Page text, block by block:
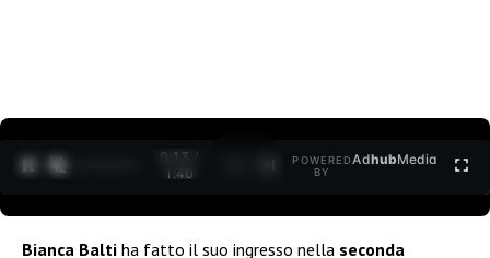
0:14 /
1:40
POWERED
BY
AdhubMedia
Bianca Balti ha fatto il suo ingresso nella seconda